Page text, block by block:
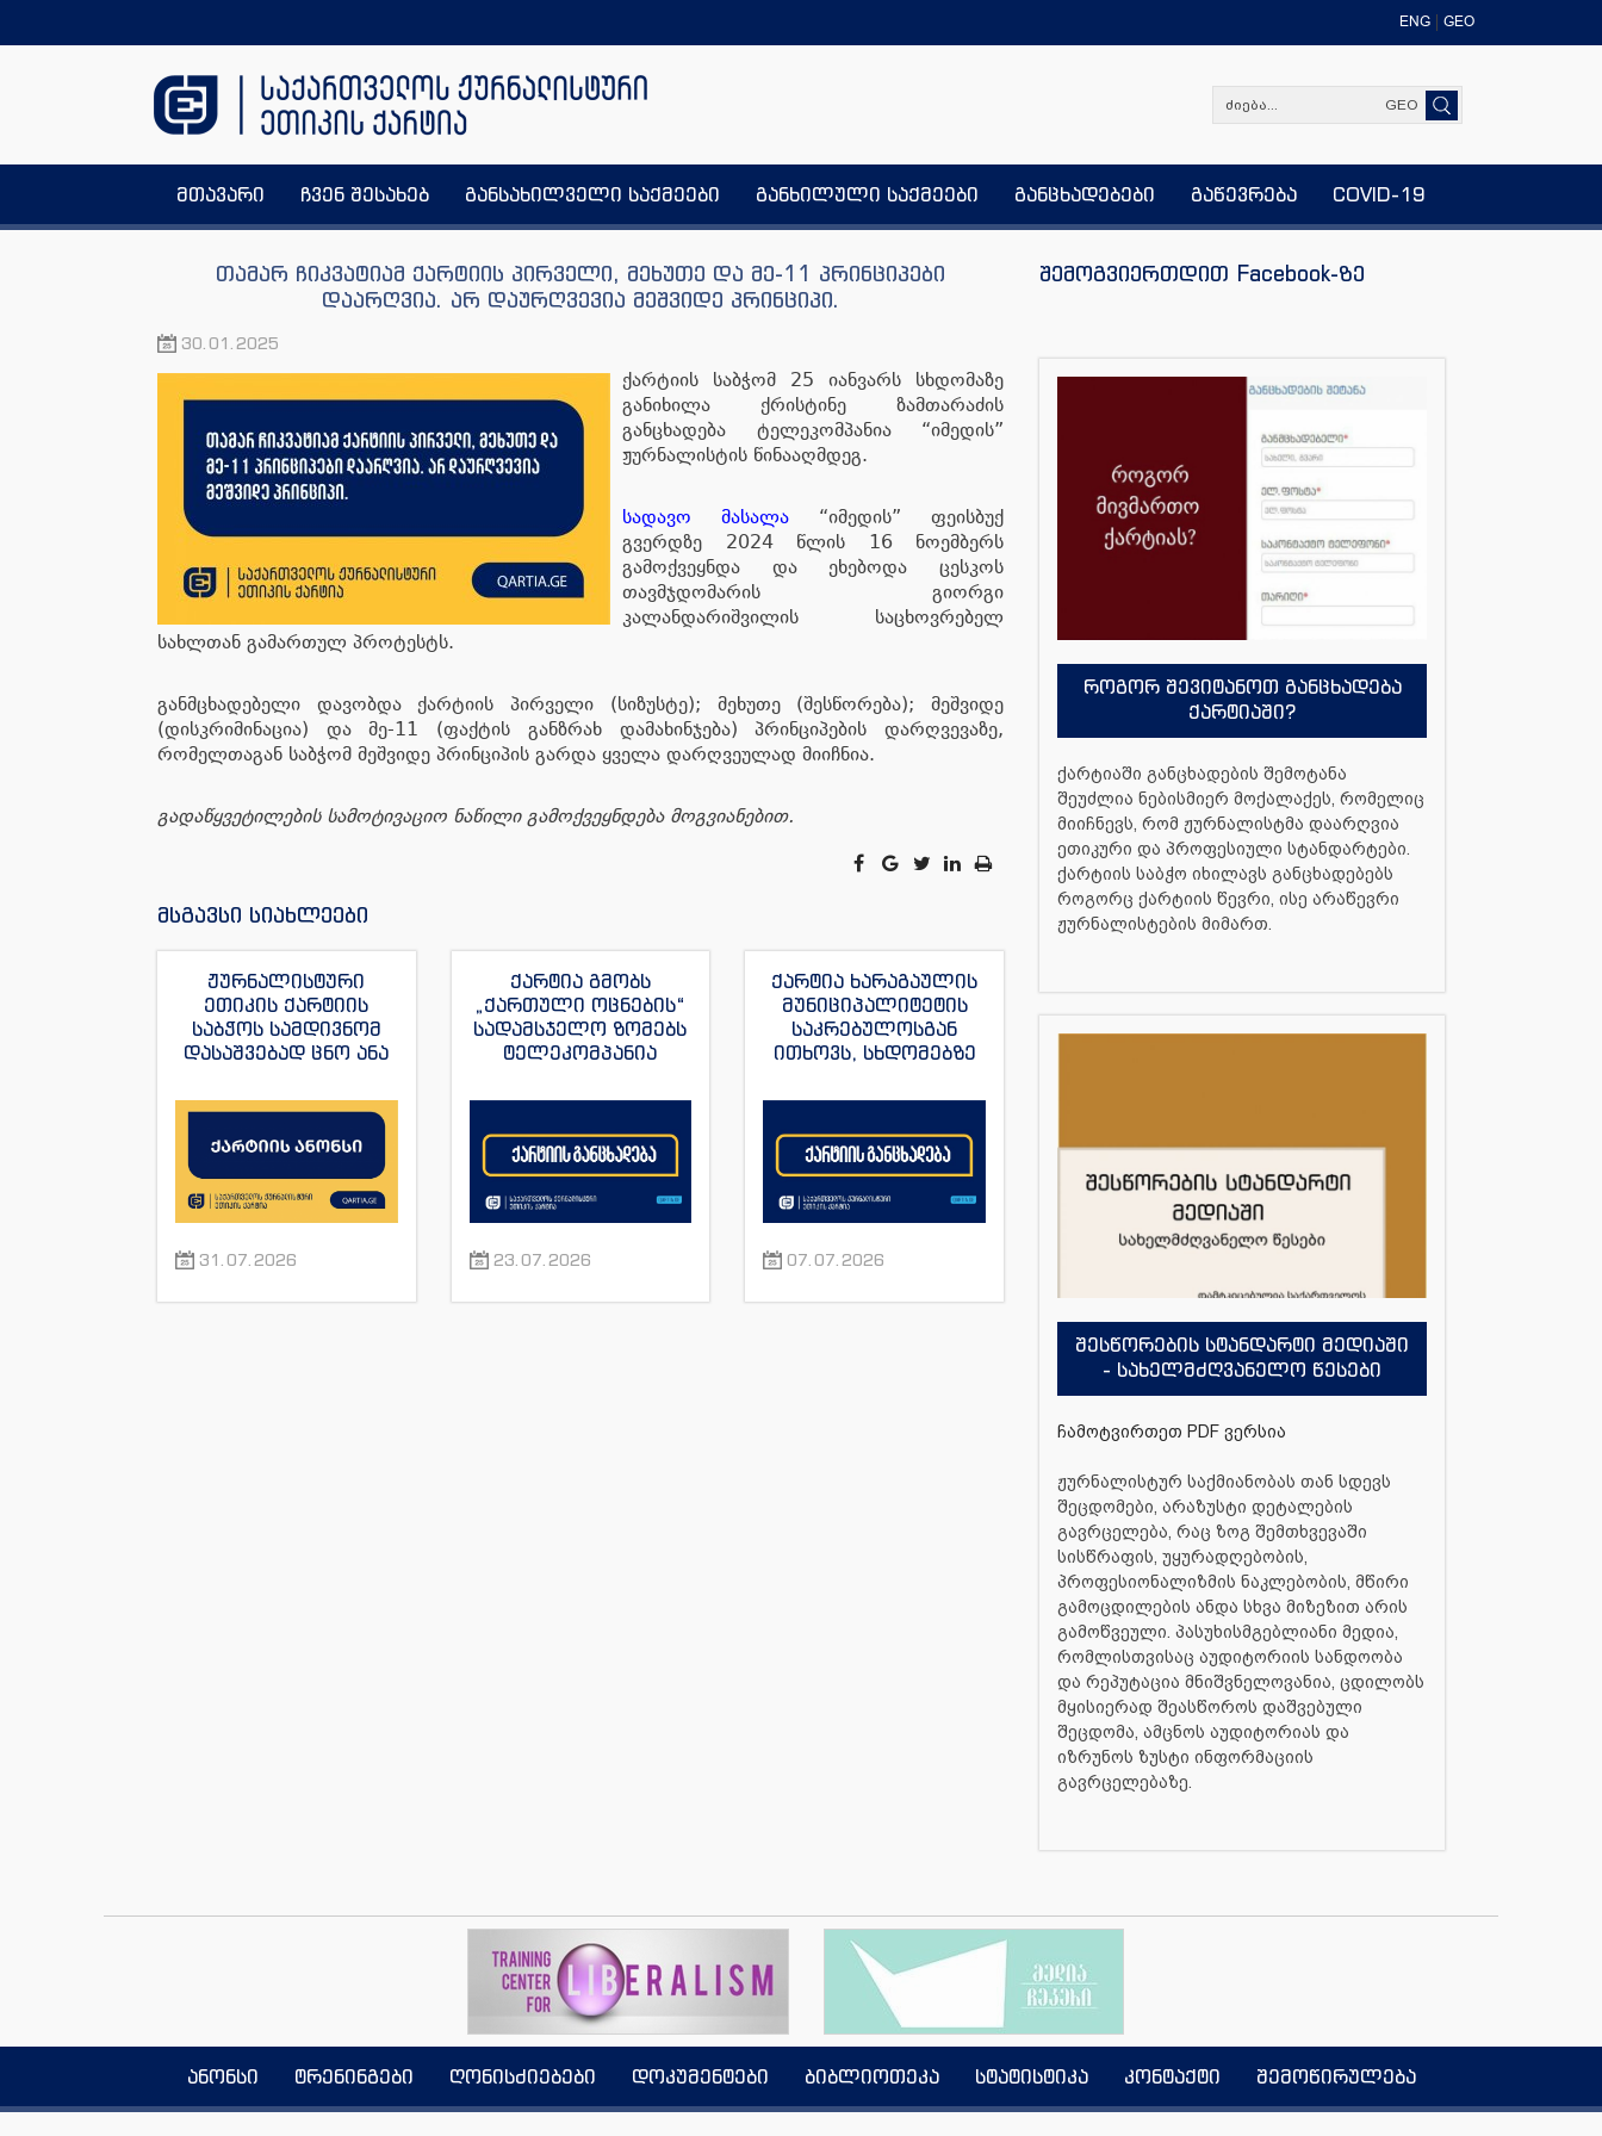
ENG GEO
GEO
მთავარი ჩვენ შესახებ განსახილველი საქმეები განხილული საქმეები განცხადებები გაწევრება COVID-19
თამარ ჩიკვატიამ ქარტიის პირველი, მეხუთე და მე-11 პრინციპები
დაარღვია. არ დაურღვევია მეშვიდე პრინციპი.
30.01.2025
ქარტიის საბჭომ 25 იანვარს სხდომაზე
განიხილა ქრისტინე ზამთარაძის
განცხადება ტელეკომპანია “იმედის”
ჟურნალისტის წინააღმდეგ.
სადავო მასალა “იმედის” ფეისბუქ
გვერდზე 2024 წლის 16 ნოემბერს
გამოქვეყნდა და ეხებოდა ცესკოს
თავმჯდომარის გიორგი
კალანდარიშვილის საცხოვრებელ
სახლთან გამართულ პროტესტს.
განმცხადებელი დავობდა ქარტიის პირველი (სიზუსტე); მეხუთე (შესწორება); მეშვიდე
(დისკრიმინაცია) და მე-11 (ფაქტის განზრახ დამახინჯება) პრინციპების დარღვევაზე,
რომელთაგან საბჭომ მეშვიდე პრინციპის გარდა ყველა დარღვეულად მიიჩნია.
გადაწყვეტილების სამოტივაციო ნაწილი გამოქვეყნდება მოგვიანებით.
მსგავსი სიახლეები
ჟურნალისტური
ეთიკის ქარტიის
საბჭოს სამდივნომ
დასაშვებად ცნო ანა
განცხადება “ტვ
ჟურნალისტის მაკა
ანდრონიკაშვილის
წინააღმდეგ.
31.07.2026
ქარტია გმობს
„ქართული ოცნების“
სადამსჯელო ზომებს
ტელეკომპანია
სანაიას და მისი სხვა
მიმართ
23.07.2026
ქარტია ხარაგაულის
მუნიციპალიტეტის
საკრებულოსგან
ითხოვს, სხდომებზე
ჟურნალისტებს
პირობები შეუქმნას
07.07.2026
შემოგვიერთდით Facebook-ზე
როგორ შევიტანოთ განცხადება
ქარტიაში?
ქარტიაში განცხადების შემოტანა
შეუძლია ნებისმიერ მოქალაქეს, რომელიც
მიიჩნევს, რომ ჟურნალისტმა დაარღვია
ეთიკური და პროფესიული სტანდარტები.
ქარტიის საბჭო იხილავს განცხადებებს
როგორც ქარტიის წევრი, ისე არაწევრი
ჟურნალისტების მიმართ.
შესწორების სტანდარტი მედიაში
- სახელმძღვანელო წესები
ჩამოტვირთეთ PDF ვერსია
ჟურნალისტურ საქმიანობას თან სდევს
შეცდომები, არაზუსტი დეტალების
გავრცელება, რაც ზოგ შემთხვევაში
სისწრაფის, უყურადღებობის,
პროფესიონალიზმის ნაკლებობის, მწირი
გამოცდილების ანდა სხვა მიზეზით არის
გამოწვეული. პასუხისმგებლიანი მედია,
რომლისთვისაც აუდიტორიის სანდოობა
და რეპუტაცია მნიშვნელოვანია, ცდილობს
მყისიერად შეასწოროს დაშვებული
შეცდომა, ამცნოს აუდიტორიას და
იზრუნოს ზუსტი ინფორმაციის
გავრცელებაზე.
ანონსი ტრენინგები ღონისძიებები დოკუმენტები ბიბლიოთეკა სტატისტიკა კონტაქტი შემოწირულება